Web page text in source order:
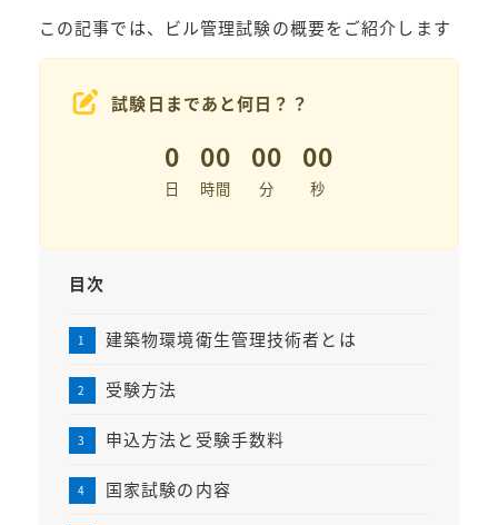
この記事では、ビル管理試験の概要をご紹介します
試験日まであと何日？？
0
日
00
時間
00
分
00
秒
目次
建築物環境衛生管理技術者とは
受験方法
申込方法と受験手数料
国家試験の内容